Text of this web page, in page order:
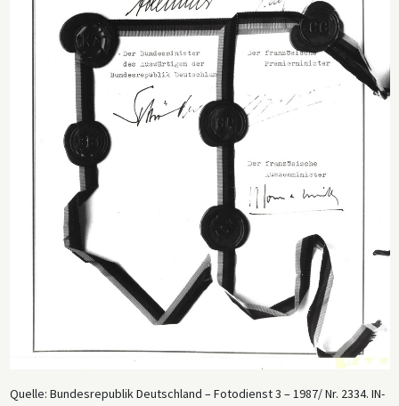
Quelle: Bundesrepublik Deutschland – Fotodienst 3 – 1987/ Nr. 2334. IN-